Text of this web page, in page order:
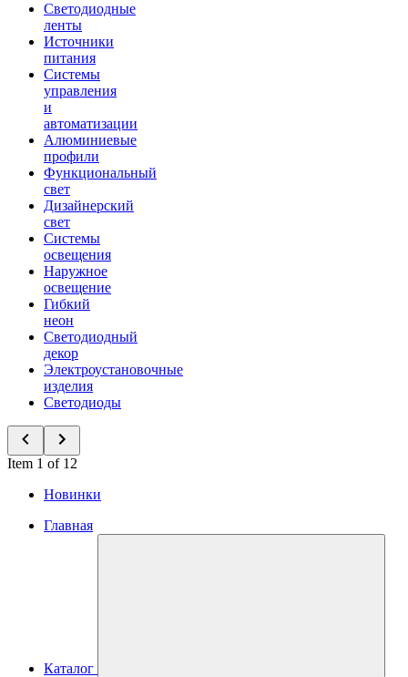
Светодиодные
ленты
Источники
питания
Системы
управления
и
автоматизации
Алюминиевые
профили
Функциональный
свет
Дизайнерский
свет
Системы
освещения
Наружное
освещение
Гибкий
неон
Светодиодный
декор
Электроустановочные
изделия
Светодиоды
Item 1 of 12
Новинки
Главная
Каталог